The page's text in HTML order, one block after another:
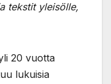
tekstit yleisölle,
20 vuotta
lukuisia